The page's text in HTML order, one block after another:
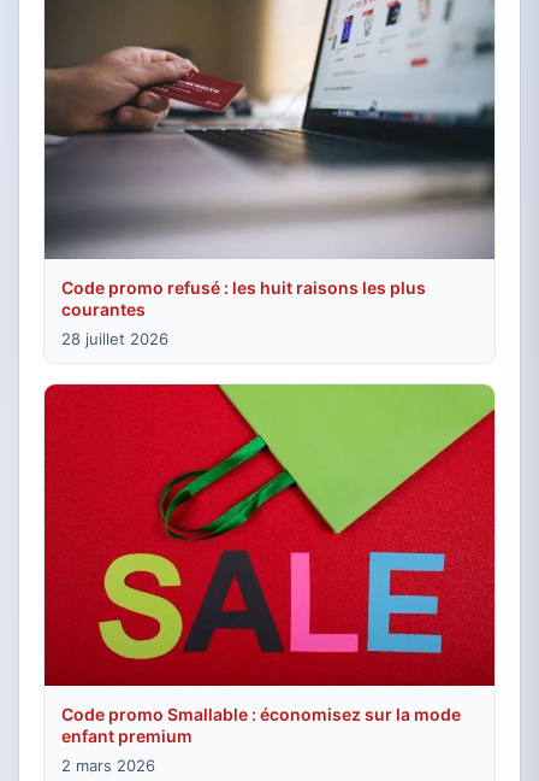
Code promo refusé : les huit raisons les plus
courantes
28 juillet 2026
Code promo Smallable : économisez sur la mode
enfant premium
2 mars 2026